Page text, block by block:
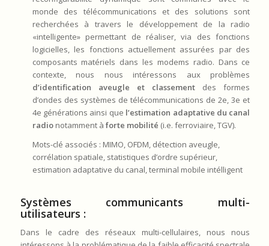
monde des télécommunications et des solutions sont
recherchées à travers le développement de la radio
«intelligente» permettant de réaliser, via des fonctions
logicielles, les fonctions actuellement assurées par des
composants matériels dans les modems radio. Dans ce
contexte, nous nous intéressons aux problèmes
d’identification aveugle et classement des formes
d’ondes des systèmes de télécommunications de 2e, 3e et
4e générations ainsi que l’estimation adaptative du canal
radionotamment à forte mobilité (i.e. ferroviaire, TGV).
Mots-clé associés : MIMO, OFDM, détection aveugle,
corrélation spatiale, statistiques d’ordre supérieur,
estimation adaptative du canal, terminal mobile intélligent
Systèmes communicants multi-
utilisateurs :
Dans le cadre des réseaux multi-cellulaires, nous nous